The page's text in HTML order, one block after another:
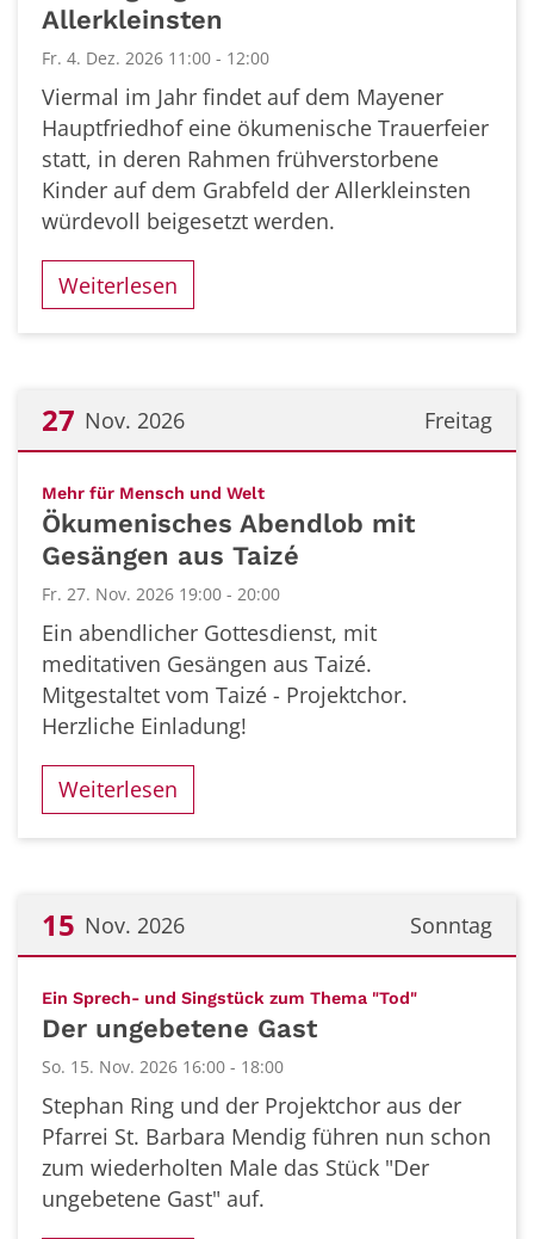
Allerkleinsten
Fr. 4. Dez. 2026 11:00 - 12:00
Viermal im Jahr findet auf dem Mayener
Hauptfriedhof eine ökumenische Trauerfeier
statt, in deren Rahmen frühverstorbene
Kinder auf dem Grabfeld der Allerkleinsten
würdevoll beigesetzt werden.
Weiterlesen
Freitag
27 Nov. 2026
Mehr für Mensch und Welt:
Ökumenisches Abendlob mit
Gesängen aus Taizé
Fr. 27. Nov. 2026 19:00 - 20:00
Ein abendlicher Gottesdienst, mit
meditativen Gesängen aus Taizé.
Mitgestaltet vom Taizé - Projektchor.
Herzliche Einladung!
Weiterlesen
Sonntag
15 Nov. 2026
Ein Sprech- und Singstück zum Thema "Tod":
Der ungebetene Gast
So. 15. Nov. 2026 16:00 - 18:00
Stephan Ring und der Projektchor aus der
Pfarrei St. Barbara Mendig führen nun schon
zum wiederholten Male das Stück "Der
ungebetene Gast" auf.